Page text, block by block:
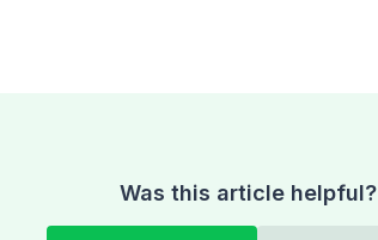
Was this article helpful?